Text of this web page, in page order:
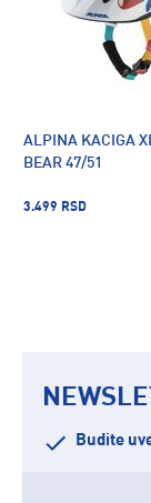
ALPINA KACIGA
BEAR 47/51
3.499 RSD
Budite